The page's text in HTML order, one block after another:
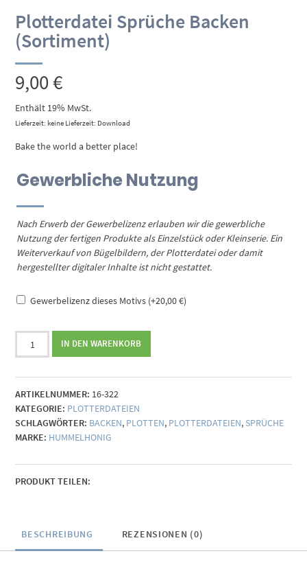
Plotterdatei Sprüche Backen
(Sortiment)
9,00€
Enthält 19% MwSt.
Lieferzeit: keine Lieferzeit: Download
Bake the world a better place!
Gewerbliche Nutzung
Nach Erwerb der Gewerbelizenz erlauben wir die gewerbliche
Nutzung der fertigen Produkte als Einzelstück oder Kleinserie. Ein
Weiterverkauf von Bügelbildern, der Plotterdatei oder damit
hergestellter digitaler Inhalte ist nicht gestattet.
Gewerbelizenz dieses Motivs (+20,00€)
Sprüche
(Sortiment)
Menge
IN DEN WARENKORB
ARTIKELNUMMER: 16-322
KATEGORIE: PLOTTERDATEIEN
SCHLAGWÖRTER: BACKEN, PLOTTEN, PLOTTERDATEIEN, SPRÜCHE
MARKE: HUMMELHONIG
PRODUKT TEILEN:
BESCHREIBUNG REZENSIONEN (0)